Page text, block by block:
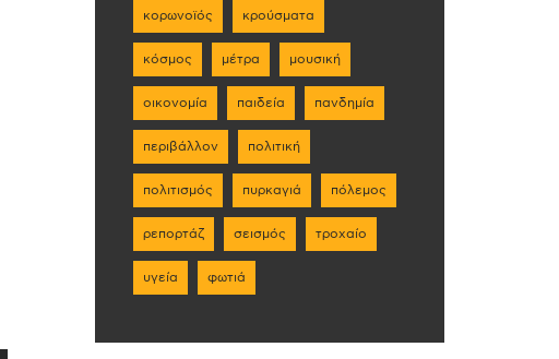
κορωνοϊός κρούσματα
κόσμος μέτρα μουσική
οικονομία παιδεία πανδημία
περιβάλλον πολιτική
πολιτισμός πυρκαγιά πόλεμος
ρεπορτάζ σεισμός τροχαίο
υγεία φωτιά